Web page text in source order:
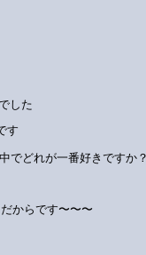
した
す
でどれが一番好きですか？
からです〜〜〜